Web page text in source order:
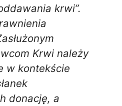
krwi”.
Krwi należy
w kontekście
donację, a